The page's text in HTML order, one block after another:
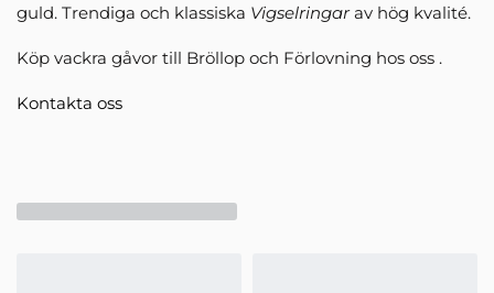
guld. Trendiga och klassiska Vigselringarav hög kvalité.
Köp vackra gåvor till Bröllop och Förlovning hos oss .
Kontakta oss